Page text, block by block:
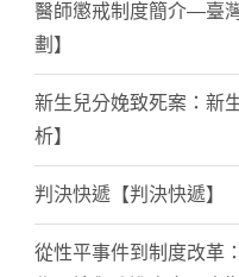
醫師懲戒制度簡介—臺
劃】
新生兒分娩致死案：新
析】
判決快遞【判決快遞】
從性平事件到制度改革